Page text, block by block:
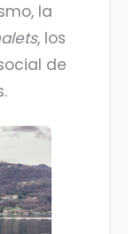
la
, los
de